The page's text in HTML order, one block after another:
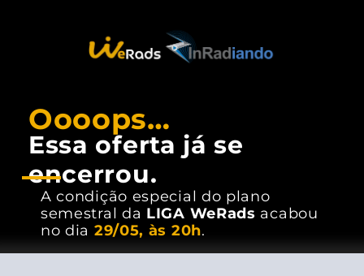
Oooops…
Essa oferta já se
encerrou.
A condição especial do plano
semestral da LIGA WeRads acabou
no dia 29/05, às 20h.